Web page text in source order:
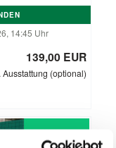
14:45 Uhr
139,00 EUR
Ausstattung (optional)